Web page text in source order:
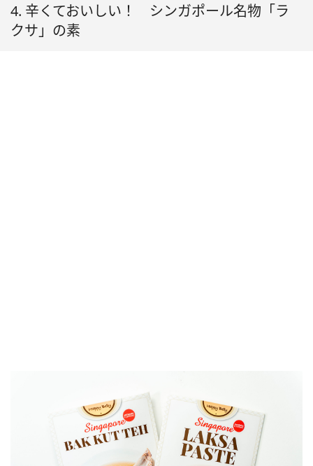
4. 辛くておいしい！ シンガポール名物「ラ
クサ」の素